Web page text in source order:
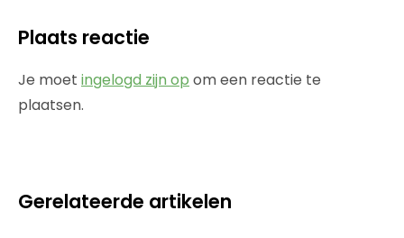
Plaats reactie
Je moet ingelogd zijn op om een reactie te
plaatsen.
Gerelateerde artikelen